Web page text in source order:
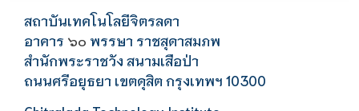
สถาบันเทคโนโลยีจิตรลดา
อาคาร ๖๐ พรรษา ราชสุดาสมภพ
สำนักพระราชวัง สนามเสือป่า
ถนนศรีอยุธยา เขตดุสิต กรุงเทพฯ 10300